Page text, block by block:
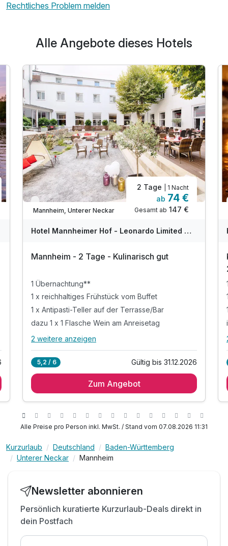
Rechtliches Problem melden
Alle Angebote dieses Hotels
Verfügbar bis Dezember
Mannheim, Unterer Neckar
2 Tage | 1 Nacht
ab 74 €
Gesamt ab 147 €
Hotel Mannheimer Hof - Leonardo Limited Edition
Mannheim - 2 Tage - Kulinarisch gut
1 Übernachtung**
1 x reichhaltiges Frühstück vom Buffet
1 x Antipasti-Teller auf der Terrasse/Bar
dazu 1 x 1 Flasche Wein am Anreisetag
Alle Inklusivleistungen
1 x reichhaltiges Frühstück vom Buffet
inkl. Zugang zur Sauna & Entspannungsraum
2 weitere anzeigen
5,2 / 6 Gültig bis 31.12.2026
Zum Angebot
Alle Preise pro Person inkl. MwSt. / Stand vom 07.08.2026 11:31
Kurzurlaub Deutschland
Baden-Württemberg
Unterer Neckar
Mannheim
Newsletter abonnieren
Persönlich kuratierte Kurzurlaub-Deals direkt in
dein Postfach